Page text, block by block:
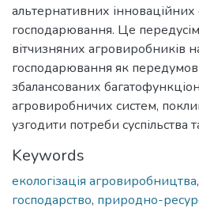
альтернативних інноваційних
господарювання. Це
вітчизняних агровиробників
господарювання як
збалансованих
агровиробничих систем,
узгодити потреби суспільства
Keywords
екологізація агровиробництва,
господарство, природно-